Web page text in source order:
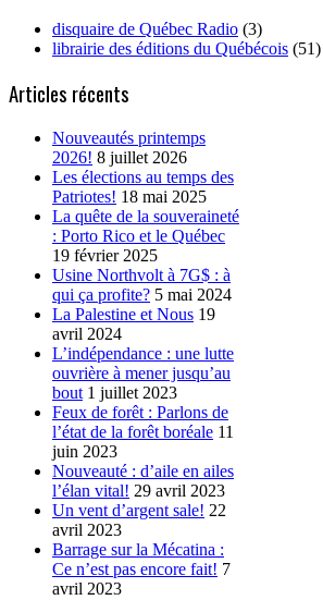
disquaire de Québec Radio (3)
librairie des éditions du Québécois (51)
Articles récents
Nouveautés printemps
2026! 8 juillet 2026
Les élections au temps des
Patriotes! 18 mai 2025
La quête de la souveraineté
: Porto Rico et le Québec
19 février 2025
Usine Northvolt à 7G$ : à
qui ça profite? 5 mai 2024
La Palestine et Nous 19
avril 2024
L’indépendance : une lutte
ouvrière à mener jusqu’au
bout 1 juillet 2023
Feux de forêt : Parlons de
l’état de la forêt boréale 11
juin 2023
Nouveauté : d’aile en ailes
l’élan vital! 29 avril 2023
Un vent d’argent sale! 22
avril 2023
Barrage sur la Mécatina :
Ce n’est pas encore fait! 7
avril 2023